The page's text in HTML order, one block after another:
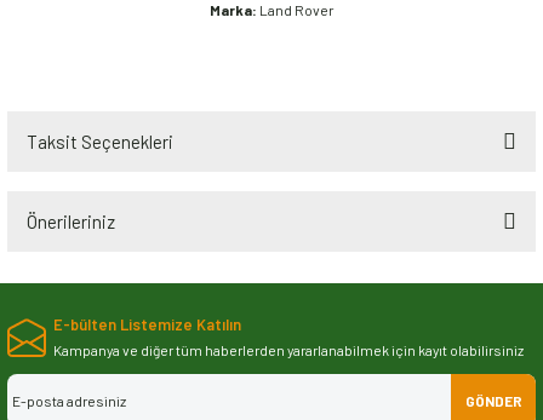
Marka: Land Rover
Taksit Seçenekleri
Önerileriniz
Bu ürünün fiyat bilgisi, resim, ürün açıklamalarında ve diğer konularda
iletebilirsiniz.
Görüş ve önerileriniz için teşekkür ederiz.
Ürün resmi kalitesiz, bozuk veya görüntülenemiyor.
E-bülten Listemize Katılın
Kampanya ve diğer tüm haberlerden yararlanabilmek için kayıt olabilirsiniz
GÖNDER